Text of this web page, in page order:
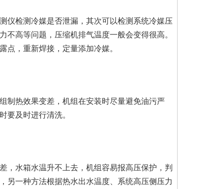
检测冷媒是否泄漏，其次可以检测系统冷媒压
高等问题，压缩机排气温度一般会变得很高。
，重新焊接，定量添加冷媒。
热效果变差，机组在安装时尽量避免油污严
要及时进行清洗。
水箱水温升不上去，机组容易报高压保护，判
另一种方法根据热水出水温度、系统高压侧压力